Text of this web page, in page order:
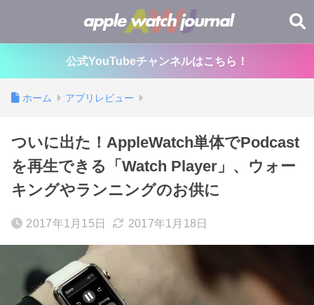
公式YouTubeチャンネルはこちら！
ホーム アプリレビュー
ついに出た！AppleWatch単体でPodcast
を再生できる「Watch Player」、ウォー
キングやランニングのお供に
2017年1月15日 2017年1月18日